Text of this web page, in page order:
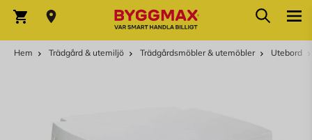
Varukorg Sök
Hem Trädgård & utemiljö Trädgårdsmöbler & utemöbler Utebord